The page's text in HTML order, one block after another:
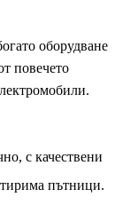
оборудване
повечето
с качествени
пътници.